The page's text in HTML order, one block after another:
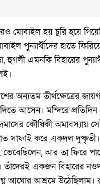
মোবাইল হয় চুরি হয়ে
পুন্যার্থীদের হাতে
এমনকি বিহারের
অন্যতম তীর্থক্ষেত্রের
আসেন। মন্দিরে
কৌষিকী অমাবস্যায়
সাফাই করে একদল
আর তা ফিরে
একজন বিহারের নওদা
আঘোর আশ্রমে